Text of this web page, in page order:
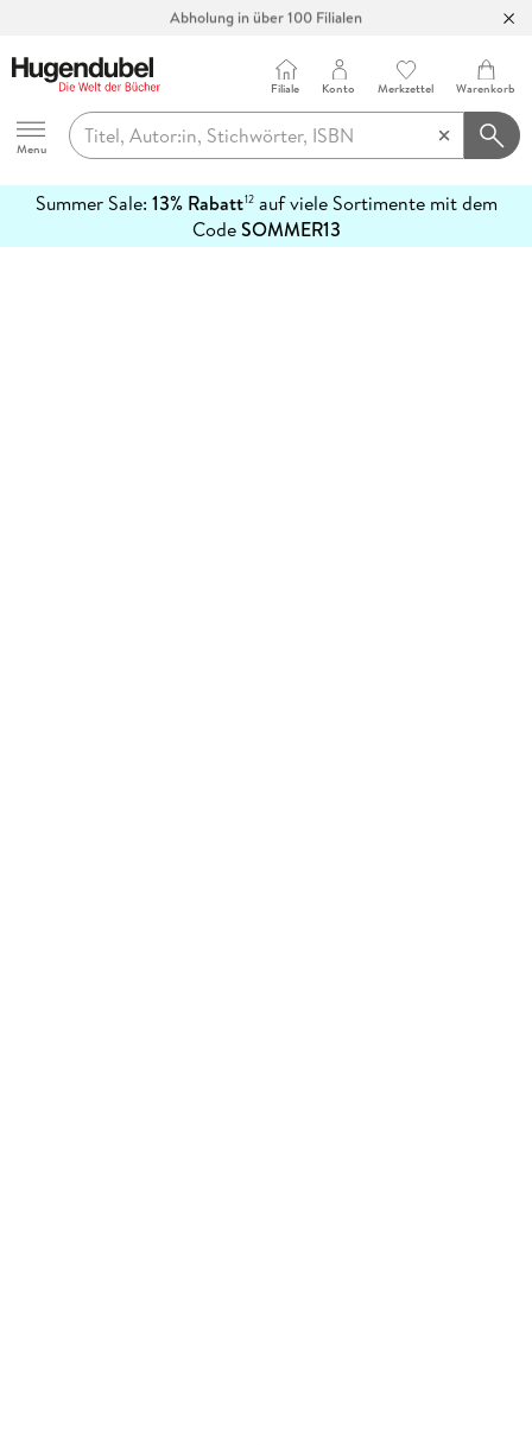
Abholung in über 100 Filialen
Hugendubel
Menu
Filiale Konto Merkzettel Warenkorb
Summer Sale: 13% Rabatt12auf viele Sortimente mit dem
CodeSOMMER13
erfahren